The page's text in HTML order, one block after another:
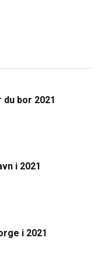
bor 2021
i 2021
i 2021